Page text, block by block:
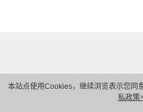
本站点使用Cookies，继续浏览表示您同
私政策